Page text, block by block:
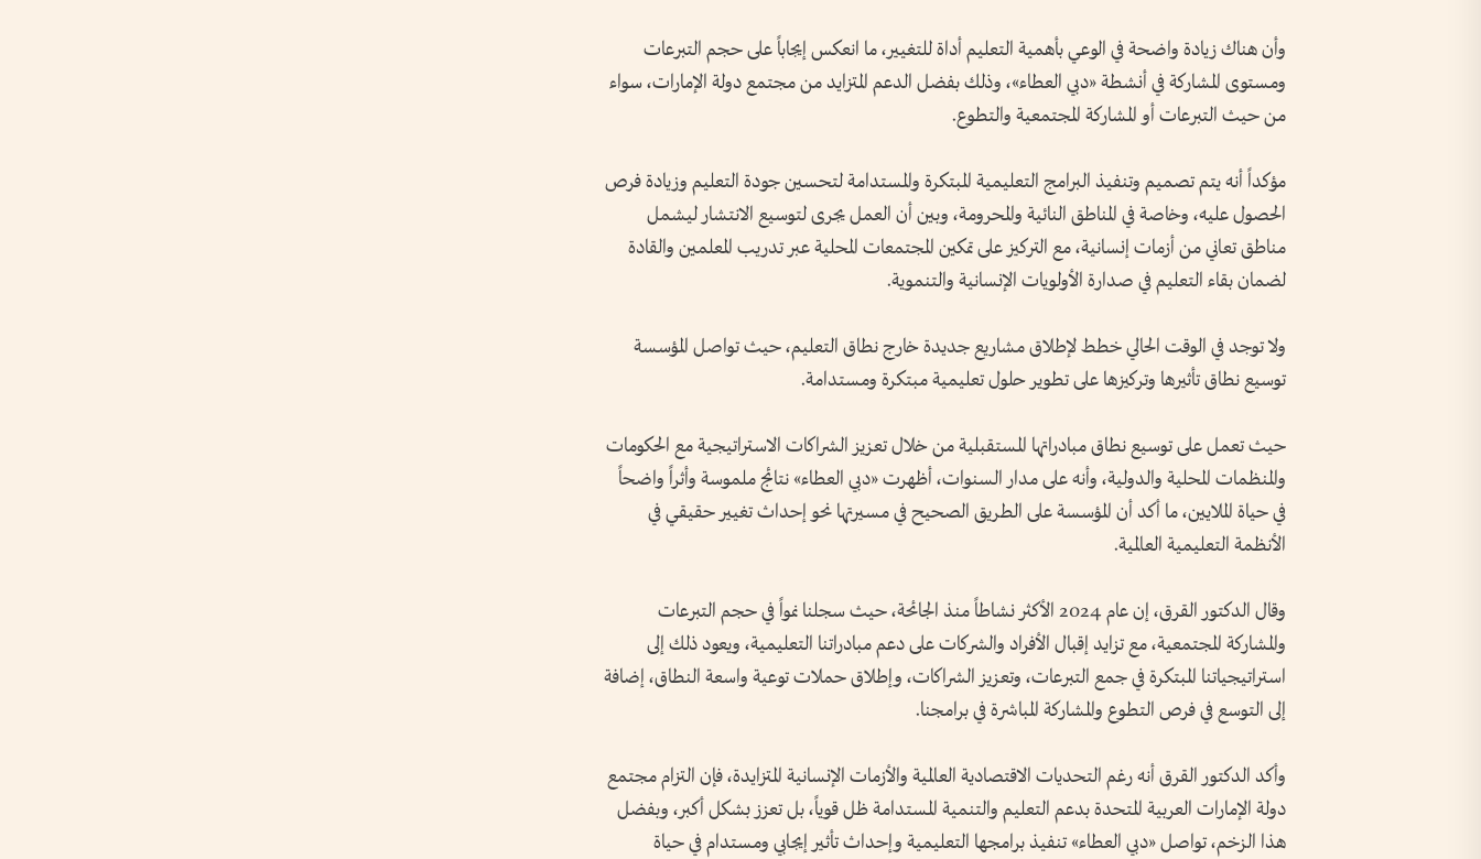
وأن هناك زيادة واضحة في الوعي بأهمية التعليم أداة للتغيير، ما انعكس إيجاباً على حجم التبرعات
ومستوى المشاركة في أنشطة «دبي العطاء»، وذلك بفضل الدعم المتزايد من مجتمع دولة الإمارات، سواء
من حيث التبرعات أو المشاركة المجتمعية والتطوع.
مؤكداً أنه يتم تصميم وتنفيذ البرامج التعليمية المبتكرة والمستدامة لتحسين جودة التعليم وزيادة فرص
الحصول عليه، وخاصة في المناطق النائية والمحرومة، وبين أن العمل يجرى لتوسيع الانتشار ليشمل
مناطق تعاني من أزمات إنسانية، مع التركيز على تمكين المجتمعات المحلية عبر تدريب المعلمين والقادة
لضمان بقاء التعليم في صدارة الأولويات الإنسانية والتنموية.
ولا توجد في الوقت الحالي خطط لإطلاق مشاريع جديدة خارج نطاق التعليم، حيث تواصل المؤسسة
توسيع نطاق تأثيرها وتركيزها على تطوير حلول تعليمية مبتكرة ومستدامة.
حيث تعمل على توسيع نطاق مبادراتها المستقبلية من خلال تعزيز الشراكات الاستراتيجية مع الحكومات
والمنظمات المحلية والدولية، وأنه على مدار السنوات، أظهرت «دبي العطاء» نتائج ملموسة وأثراً واضحاً
في حياة الملايين، ما أكد أن المؤسسة على الطريق الصحيح في مسيرتها نحو إحداث تغيير حقيقي في
الأنظمة التعليمية العالمية.
وقال الدكتور القرق، إن عام 2024 الأكثر نشاطاً منذ الجائحة، حيث سجلنا نمواً في حجم التبرعات
والمشاركة المجتمعية، مع تزايد إقبال الأفراد والشركات على دعم مبادراتنا التعليمية، ويعود ذلك إلى
استراتيجياتنا المبتكرة في جمع التبرعات، وتعزيز الشراكات، وإطلاق حملات توعية واسعة النطاق، إضافة
إلى التوسع في فرص التطوع والمشاركة المباشرة في برامجنا.
وأكد الدكتور القرق أنه رغم التحديات الاقتصادية العالمية والأزمات الإنسانية المتزايدة، فإن التزام مجتمع
دولة الإمارات العربية المتحدة بدعم التعليم والتنمية المستدامة ظل قوياً، بل تعزز بشكل أكبر، وبفضل
هذا الزخم، تواصل «دبي العطاء» تنفيذ برامجها التعليمية وإحداث تأثير إيجابي ومستدام في حياة